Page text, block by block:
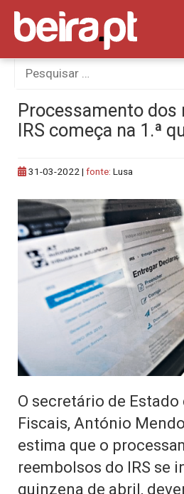
Skip
content
Procurar
por:
Processamento dos
IRS começa na 1.ª
31-03-2022 | fonte: Lusa
O secretário de
Fiscais, António
estima que o
reembolsos do IRS se
quinzena de abril,